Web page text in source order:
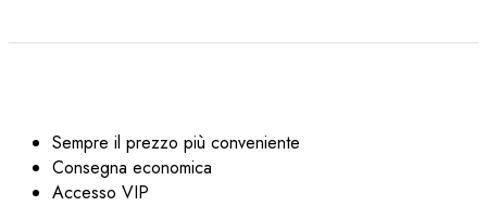
Sempre il prezzo più conveniente
Consegna economica
Accesso VIP